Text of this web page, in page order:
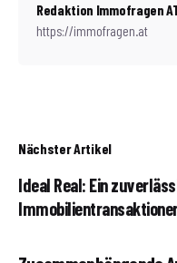
Redaktion Immofragen
https://immofragen.at
Nächster Artikel
Ideal Real: Ein